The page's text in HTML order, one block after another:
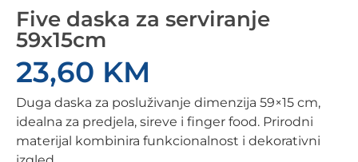
Five daska za serviranje
59x15cm
23,60 KM
Duga daska za posluživanje dimenzija 59×15 cm,
idealna za predjela, sireve i finger food. Prirodni
materijal kombinira funkcionalnost i dekorativni